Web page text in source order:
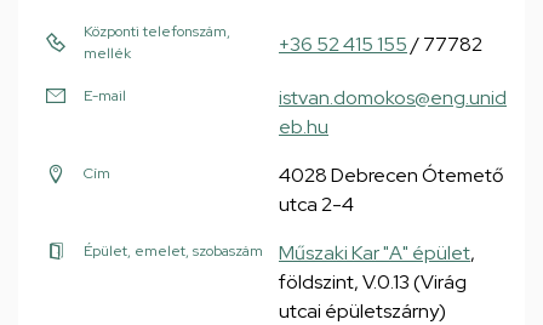
Központi telefonszám,
mellék
+36 52 415 155/ 77782
E-mail
istvan.domokos@eng.unid
eb.hu
Cím
4028 Debrecen Ótemető
utca 2-4
Épület, emelet, szobaszám Műszaki Kar "A" épület,
földszint, V.0.13 (Virág
utcai épületszárny)